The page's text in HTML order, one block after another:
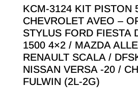
KCM-3124 KIT PISTON
CHEVROLET AVEO –
STYLUS FORD FIESTA
1500 4×2 / MAZDA
RENAULT SCALA /
NISSAN VERSA -20 /
FULWIN (2L-2G)